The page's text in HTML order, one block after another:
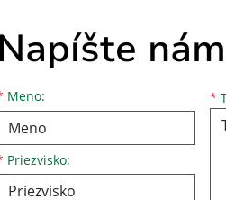
Napíšte nám
Meno:
Priezvisko:
mailová adresa *